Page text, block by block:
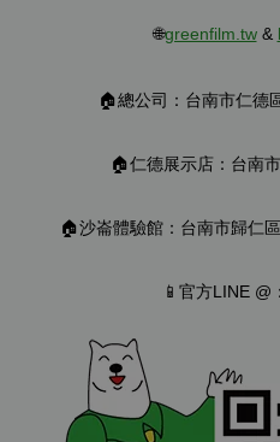
🌐greenfilm.tw&
🏠總公司：台南市仁德
🏠仁德展示店：台南
🏠沙崙體驗館：台南市歸仁
📱官方LINE @